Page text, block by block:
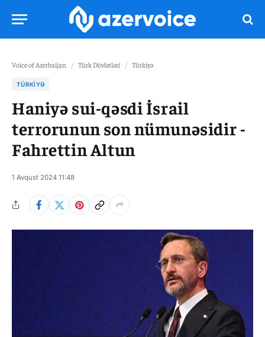
Voice of Azerbaijan / Türk Dövlətləri / Türkiyə
TÜRKIYƏ
Haniyə sui-qəsdi İsrail
terrorunun son nümunəsidir -
Fahrettin Altun
1 Avqust 2024 11:48